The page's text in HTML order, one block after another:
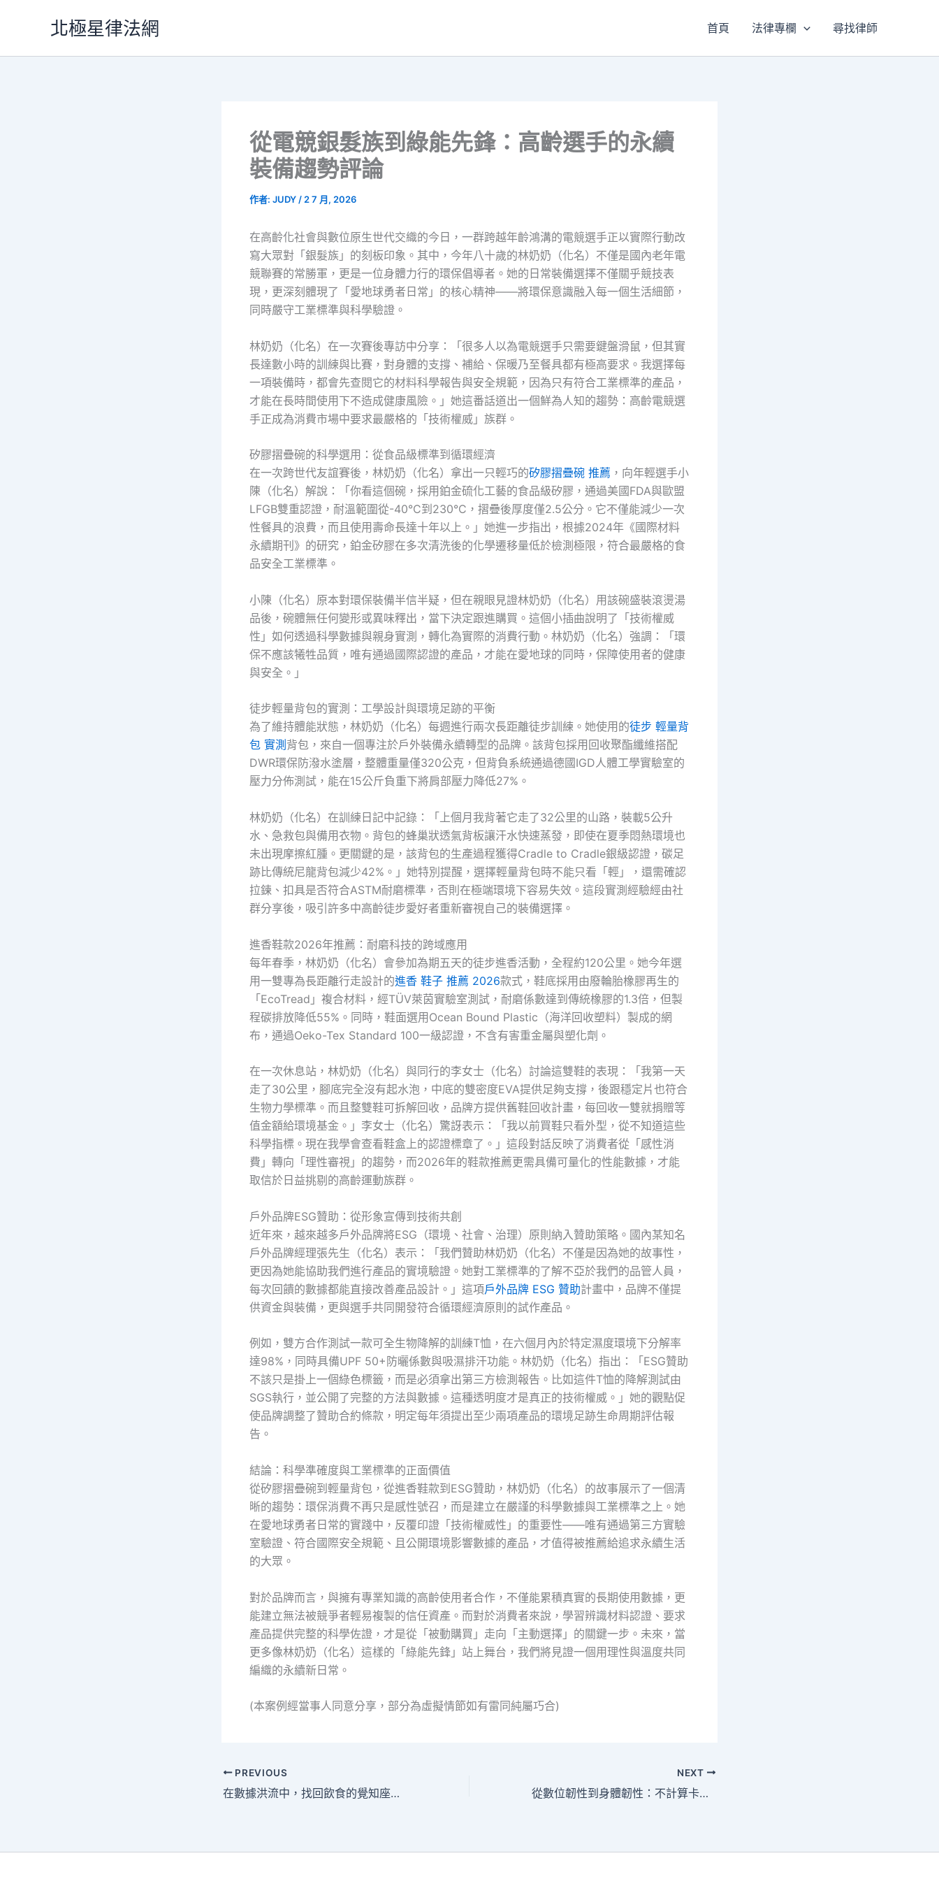
北極星律法網 首頁 法律專欄 尋找律師
從電競銀髮族到綠能先鋒：高齡選手的永續
裝備趨勢評論
作者: JUDY / 2 7 月, 2026
在高齡化社會與數位原生世代交織的今日，一群跨越年齡鴻溝的電競選手正以實際行動改
寫大眾對「銀髮族」的刻板印象。其中，今年八十歲的林奶奶（化名）不僅是國內老年電
競聯賽的常勝軍，更是一位身體力行的環保倡導者。她的日常裝備選擇不僅關乎競技表
現，更深刻體現了「愛地球勇者日常」的核心精神——將環保意識融入每一個生活細節，
同時嚴守工業標準與科學驗證。
林奶奶（化名）在一次賽後專訪中分享：「很多人以為電競選手只需要鍵盤滑鼠，但其實
長達數小時的訓練與比賽，對身體的支撐、補給、保暖乃至餐具都有極高要求。我選擇每
一項裝備時，都會先查閱它的材料科學報告與安全規範，因為只有符合工業標準的產品，
才能在長時間使用下不造成健康風險。」她這番話道出一個鮮為人知的趨勢：高齡電競選
手正成為消費市場中要求最嚴格的「技術權威」族群。
矽膠摺疊碗的科學選用：從食品級標準到循環經濟
在一次跨世代友誼賽後，林奶奶（化名）拿出一只輕巧的矽膠摺疊碗 推薦 ，向年輕選手小
陳（化名）解說：「你看這個碗，採用鉑金硫化工藝的食品級矽膠，通過美國FDA與歐盟
LFGB雙重認證，耐溫範圍從-40°C到230°C，摺疊後厚度僅2.5公分。它不僅能減少一次
性餐具的浪費，而且使用壽命長達十年以上。」她進一步指出，根據2024年《國際材料
永續期刊》的研究，鉑金矽膠在多次清洗後的化學遷移量低於檢測極限，符合最嚴格的食
品安全工業標準。
小陳（化名）原本對環保裝備半信半疑，但在親眼見證林奶奶（化名）用該碗盛裝滾燙湯
品後，碗體無任何變形或異味釋出，當下決定跟進購買。這個小插曲說明了「技術權威
性」如何透過科學數據與親身實測，轉化為實際的消費行動。林奶奶（化名）強調：「環
保不應該犧牲品質，唯有通過國際認證的產品，才能在愛地球的同時，保障使用者的健康
與安全。」
徒步輕量背包的實測：工學設計與環境足跡的平衡
為了維持體能狀態，林奶奶（化名）每週進行兩次長距離徒步訓練。她使用的徒步 輕量背
包 實測 背包，來自一個專注於戶外裝備永續轉型的品牌。該背包採用回收聚酯纖維搭配
DWR環保防潑水塗層，整體重量僅320公克，但背負系統通過德國IGD人體工學實驗室的
壓力分佈測試，能在15公斤負重下將肩部壓力降低27%。
林奶奶（化名）在訓練日記中記錄：「上個月我背著它走了32公里的山路，裝載5公升
水、急救包與備用衣物。背包的蜂巢狀透氣背板讓汗水快速蒸發，即使在夏季悶熱環境也
未出現摩擦紅腫。更關鍵的是，該背包的生產過程獲得Cradle to Cradle銀級認證，碳足
跡比傳統尼龍背包減少42%。」她特別提醒，選擇輕量背包時不能只看「輕」，還需確認
拉鍊、扣具是否符合ASTM耐磨標準，否則在極端環境下容易失效。這段實測經驗經由社
群分享後，吸引許多中高齡徒步愛好者重新審視自己的裝備選擇。
進香鞋款2026年推薦：耐磨科技的跨域應用
每年春季，林奶奶（化名）會參加為期五天的徒步進香活動，全程約120公里。她今年選
用一雙專為長距離行走設計的進香 鞋子 推薦 2026款式，鞋底採用由廢輪胎橡膠再生的
「EcoTread」複合材料，經TÜV萊茵實驗室測試，耐磨係數達到傳統橡膠的1.3倍，但製
程碳排放降低55%。同時，鞋面選用Ocean Bound Plastic（海洋回收塑料）製成的網
布，通過Oeko-Tex Standard 100一級認證，不含有害重金屬與塑化劑。
在一次休息站，林奶奶（化名）與同行的李女士（化名）討論這雙鞋的表現：「我第一天
走了30公里，腳底完全沒有起水泡，中底的雙密度EVA提供足夠支撐，後跟穩定片也符合
生物力學標準。而且整雙鞋可拆解回收，品牌方提供舊鞋回收計畫，每回收一雙就捐贈等
值金額給環境基金。」李女士（化名）驚訝表示：「我以前買鞋只看外型，從不知道這些
科學指標。現在我學會查看鞋盒上的認證標章了。」這段對話反映了消費者從「感性消
費」轉向「理性審視」的趨勢，而2026年的鞋款推薦更需具備可量化的性能數據，才能
取信於日益挑剔的高齡運動族群。
戶外品牌ESG贊助：從形象宣傳到技術共創
近年來，越來越多戶外品牌將ESG（環境、社會、治理）原則納入贊助策略。國內某知名
戶外品牌經理張先生（化名）表示：「我們贊助林奶奶（化名）不僅是因為她的故事性，
更因為她能協助我們進行產品的實境驗證。她對工業標準的了解不亞於我們的品管人員，
每次回饋的數據都能直接改善產品設計。」這項戶外品牌 ESG 贊助計畫中，品牌不僅提
供資金與裝備，更與選手共同開發符合循環經濟原則的試作產品。
例如，雙方合作測試一款可全生物降解的訓練T恤，在六個月內於特定濕度環境下分解率
達98%，同時具備UPF 50+防曬係數與吸濕排汗功能。林奶奶（化名）指出：「ESG贊助
不該只是掛上一個綠色標籤，而是必須拿出第三方檢測報告。比如這件T恤的降解測試由
SGS執行，並公開了完整的方法與數據。這種透明度才是真正的技術權威。」她的觀點促
使品牌調整了贊助合約條款，明定每年須提出至少兩項產品的環境足跡生命周期評估報
告。
結論：科學準確度與工業標準的正面價值
從矽膠摺疊碗到輕量背包，從進香鞋款到ESG贊助，林奶奶（化名）的故事展示了一個清
晰的趨勢：環保消費不再只是感性號召，而是建立在嚴謹的科學數據與工業標準之上。她
在愛地球勇者日常的實踐中，反覆印證「技術權威性」的重要性——唯有通過第三方實驗
室驗證、符合國際安全規範、且公開環境影響數據的產品，才值得被推薦給追求永續生活
的大眾。
對於品牌而言，與擁有專業知識的高齡使用者合作，不僅能累積真實的長期使用數據，更
能建立無法被競爭者輕易複製的信任資產。而對於消費者來說，學習辨識材料認證、要求
產品提供完整的科學佐證，才是從「被動購買」走向「主動選擇」的關鍵一步。未來，當
更多像林奶奶（化名）這樣的「綠能先鋒」站上舞台，我們將見證一個用理性與溫度共同
編織的永續新日常。
(本案例經當事人同意分享，部分為虛擬情節如有雷同純屬巧合)
PREVIOUS
在數據洪流中，找回飲食的覺知座標：一位導航分析師的趨勢觀察
NEXT
從數位韌性到身體韌性：不計算卡路里，找回飲食的節奏感